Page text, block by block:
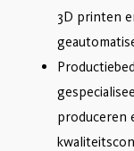
3D printen
produceren